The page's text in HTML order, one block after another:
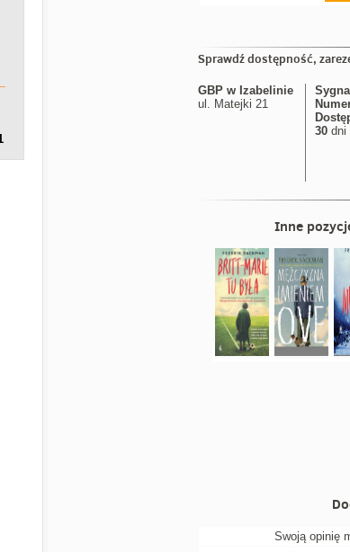
Sprawdź dostępność,
GBP w Izabelinie
ul. Matejki 21
30 dni
Inne
Swoją opinię